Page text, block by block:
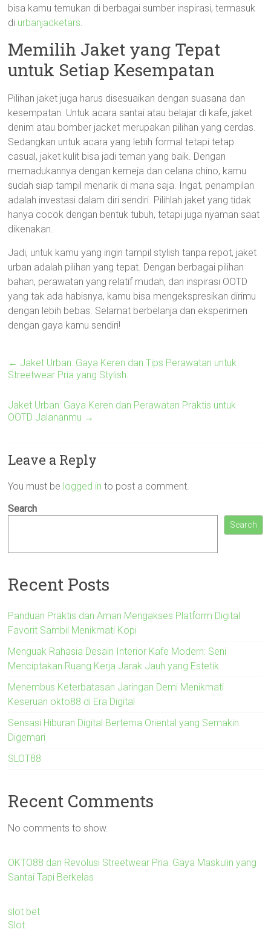
bisa kamu temukan di berbagai sumber inspirasi, termasuk
di urbanjacketars.
Memilih Jaket yang Tepat
untuk Setiap Kesempatan
Pilihan jaket juga harus disesuaikan dengan suasana dan
kesempatan. Untuk acara santai atau belajar di kafe, jaket
denim atau bomber jacket merupakan pilihan yang cerdas.
Sedangkan untuk acara yang lebih formal tetapi tetap
casual, jaket kulit bisa jadi teman yang baik. Dengan
memadukannya dengan kemeja dan celana chino, kamu
sudah siap tampil menarik di mana saja. Ingat, penampilan
adalah investasi dalam diri sendiri. Pilihlah jaket yang tidak
hanya cocok dengan bentuk tubuh, tetapi juga nyaman saat
dikenakan.
Jadi, untuk kamu yang ingin tampil stylish tanpa repot, jaket
urban adalah pilihan yang tepat. Dengan berbagai pilihan
bahan, perawatan yang relatif mudah, dan inspirasi OOTD
yang tak ada habisnya, kamu bisa mengekspresikan dirimu
dengan lebih bebas. Selamat berbelanja dan eksperimen
dengan gaya kamu sendiri!
← Jaket Urban: Gaya Keren dan Tips Perawatan untuk
Streetwear Pria yang Stylish
Jaket Urban: Gaya Keren dan Perawatan Praktis untuk
OOTD Jalananmu →
Leave a Reply
You must be logged in to post a comment.
Search
Search
Recent Posts
Panduan Praktis dan Aman Mengakses Platform Digital
Favorit Sambil Menikmati Kopi
Menguak Rahasia Desain Interior Kafe Modern: Seni
Menciptakan Ruang Kerja Jarak Jauh yang Estetik
Menembus Keterbatasan Jaringan Demi Menikmati
Keseruan okto88 di Era Digital
Sensasi Hiburan Digital Bertema Oriental yang Semakin
Digemari
SLOT88
Recent Comments
No comments to show.
OKTO88 dan Revolusi Streetwear Pria: Gaya Maskulin yang
Santai Tapi Berkelas
slot bet
Slot